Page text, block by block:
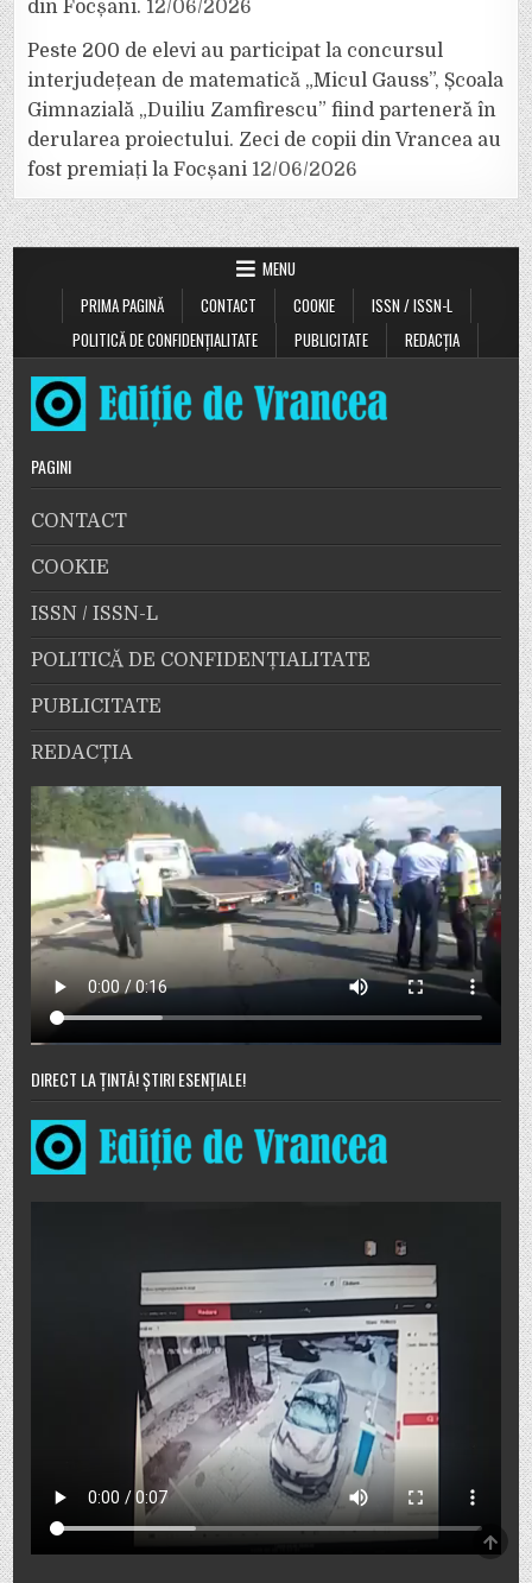
din Focșani. 12/06/2026
Peste 200 de elevi au participat la concursul
interjudețean de matematică „Micul Gauss”, Școala
Gimnazială „Duiliu Zamfirescu” fiind parteneră în
derularea proiectului. Zeci de copii din Vrancea au
fost premiați la Focșani 12/06/2026
MENU
PRIMA PAGINĂ
CONTACT COOKIE
ISSN / ISSN-L
POLITICĂ DE CONFIDENȚIALITATE
PUBLICITATE REDACȚIA
PAGINI
CONTACT
COOKIE
ISSN / ISSN-L
POLITICĂ DE CONFIDENȚIALITATE
PUBLICITATE
REDACȚIA
DIRECT LA ȚINTĂ! ȘTIRI ESENȚIALE!
TO
TOP